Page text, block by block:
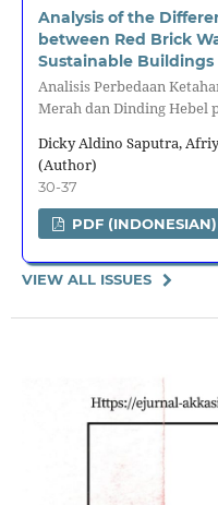
Analysis of the
between Red Brick
Sustainable Buildings
Analisis Perbedaan
Merah dan Dinding Hebel
Dicky Aldino Saputra,
(Author)
30-37
PDF (INDONESIAN)
VIEW ALL ISSUES